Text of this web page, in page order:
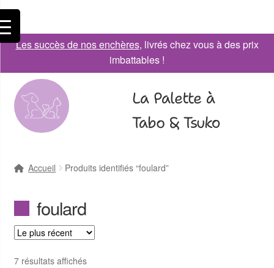
Les succès de nos enchères, livrés chez vous à des prix
imbattables !
La Palette à
Tabo & Tsuko
Accueil Produits identifiés “foulard”
foulard
7 résultats affichés